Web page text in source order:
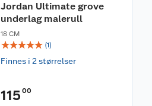
Jordan Ultimate grove
underlag malerull
18 CM
☆☆☆☆☆ (1)
Finnes i 2 størrelser
115 00